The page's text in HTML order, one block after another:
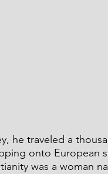
he traveled a
onto European
was a woman